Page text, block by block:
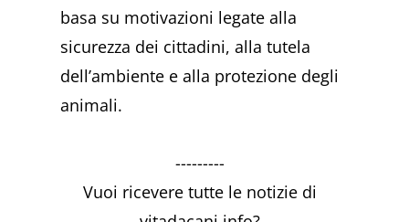
basa su motivazioni legate alla
sicurezza dei cittadini, alla tutela
dell’ambiente e alla protezione degli
animali.
---------
Vuoi ricevere tutte le notizie di